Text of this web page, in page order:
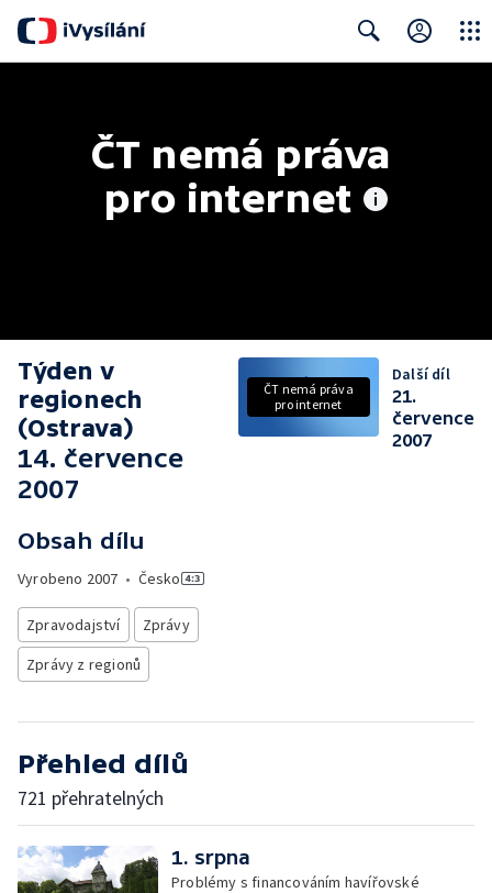
ČT nemá práva
pro internet
Týden v
regionech
(Ostrava)
14. července
2007
Obsah dílu
Vyrobeno 2007 • Česko
Zpravodajství
Zprávy
Zprávy z regionů
ČT nemá práva
pro internet
Další díl
21.
července
2007
Přehled dílů
721 přehratelných
1. srpna
Problémy s financováním havířovské